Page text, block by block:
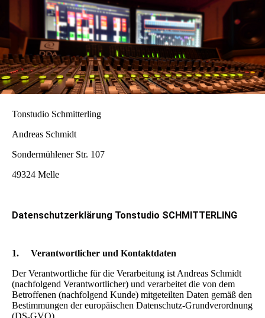
Tonstudio Schmitterling
Andreas Schmidt
Sondermühlener Str. 107
49324 Melle
Datenschutzerklärung Tonstudio SCHMITTERLING
1. Verantwortlicher und Kontaktdaten
Der Verantwortliche für die Verarbeitung ist Andreas Schmidt
(nachfolgend Verantwortlicher) und verarbeitet die von dem
Betroffenen (nachfolgend Kunde) mitgeteilten Daten gemäß den
Bestimmungen der europäischen Datenschutz-Grundverordnung
(DS-GVO).